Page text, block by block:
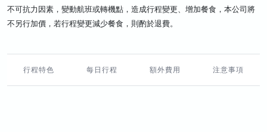
不可抗力因素，變動航班或轉機點，造成行程變更、增加餐食，本公司將
不另行加價，若行程變更減少餐食，則酌於退費。
行程特色 每日行程 額外費用 注意事項